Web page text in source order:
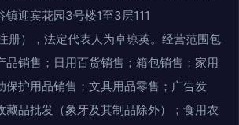
镇迎宾花园3号楼1至3层111
），法定代表人为卓琼英。经营范围包
品销售；日用百货销售；箱包销售；家用
保护用品销售；文具用品零售；广告发
藏品批发（象牙及其制品除外）；食用农